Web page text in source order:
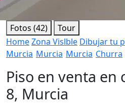
Fotos (42)
Tour
HomeZona Vislble Dibujar tu
Murcia Murcia Murcia Churra
Piso en venta en
8, Murcia